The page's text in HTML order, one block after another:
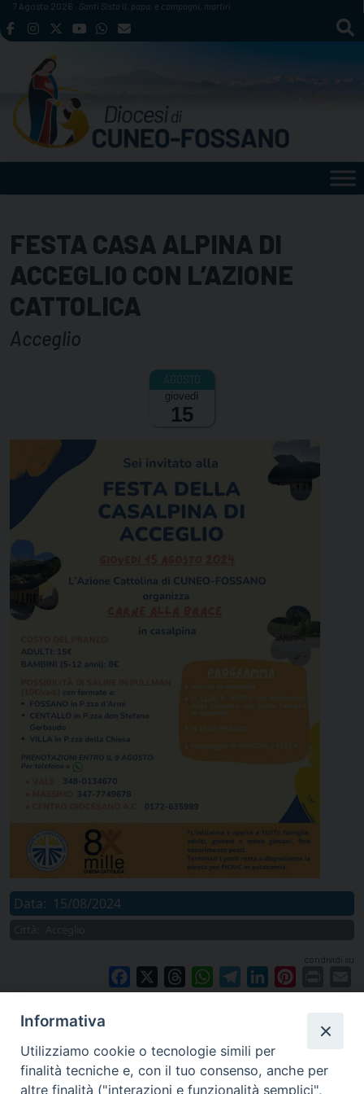
Skip
to
7 Agosto 2026 Santi Sisto II, papa, e compagni, martiri
FESTA CASA ALPINA DI
ACCEGLIO CON L’AZIONE
CATTOLICA
Acceglio
giovedì
15
Data: 15/08/2024
condividi su
Facebook ThreadsWhatsAppTelegramLinkedIn
Informativa
Utilizziamo cookie o tecnologie simili per
finalità tecniche e, con il tuo consenso, anche per
altre finalità ("interazioni e funzionalità semplici",